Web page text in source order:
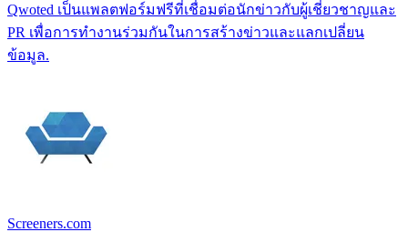
Qwoted เป็นแพลตฟอร์มฟรีที่เชื่อมต่อนักข่าวกับผู้เชี่ยวชาญและ
PR เพื่อการทำงานร่วมกันในการสร้างข่าวและแลกเปลี่ยน
ข้อมูล.
Screeners.com